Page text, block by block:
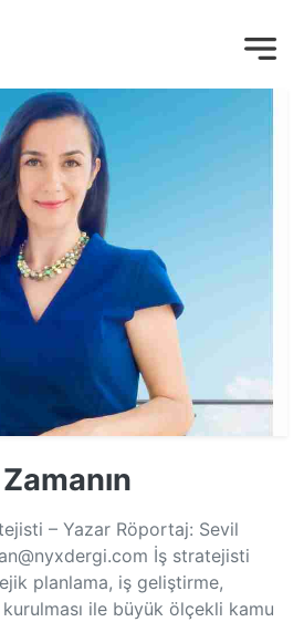
– Yazar Röportaj: Sevil
İş stratejisti
planlama, iş geliştirme,
ile büyük ölçekli kamu